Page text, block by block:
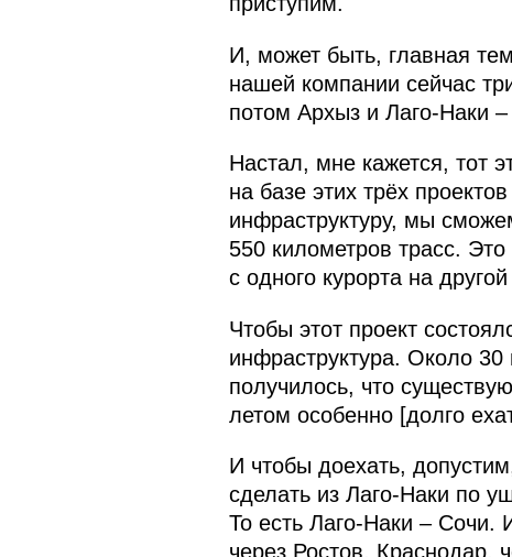
И, может быть, главная
нашей компании сейчас
потом Архыз и Лаго-Наки –
Настал, мне кажется, тот
на базе этих трёх
инфраструктуру, мы
550 километров трасс.
с одного курорта на
Чтобы этот проект
инфраструктура. Около 30
получилось, что
летом особенно [долго
И чтобы доехать,
сделать из Лаго-Наки по
То есть Лаго-Наки –
через Ростов,